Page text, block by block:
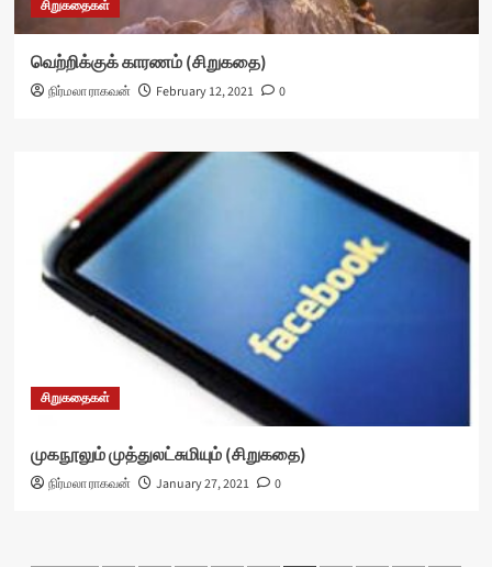
சிறுகதைகள்
வெற்றிக்குக் காரணம் (சிறுகதை)
நிர்மலா ராகவன் February 12, 2021 0
சிறுகதைகள்
முகநூலும் முத்துலட்சுமியும் (சிறுகதை)
நிர்மலா ராகவன் January 27, 2021 0